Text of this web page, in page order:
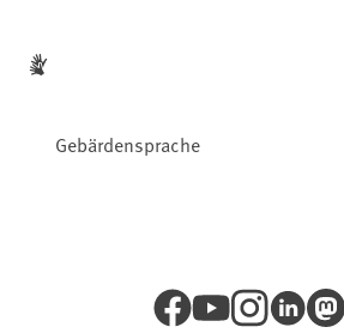
Gebärdensprache